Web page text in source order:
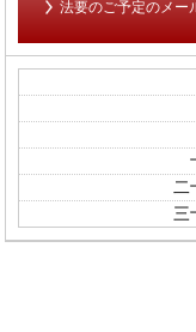
法要のご予定のメー
二
三